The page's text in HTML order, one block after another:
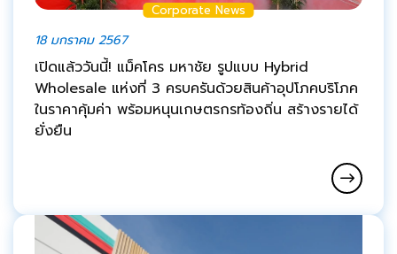
Corporate News
18 มกราคม 2567
เปิดแล้ววันนี้! แม็คโคร มหาชัย รูปแบบ Hybrid
Wholesale แห่งที่ 3 ครบครันด้วยสินค้าอุปโภคบริโภค
ในราคาคุ้มค่า พร้อมหนุนเกษตรกรท้องถิ่น สร้างรายได้
ยั่งยืน